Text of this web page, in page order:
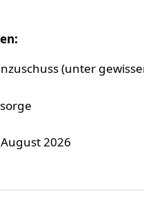
(unter
2026